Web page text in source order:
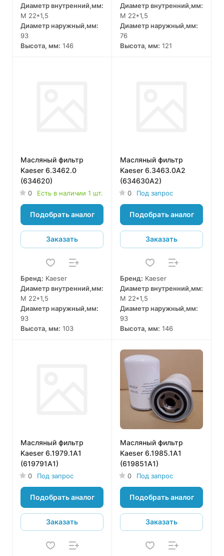
Диаметр внутренний,мм:
M 22*1,5
Диаметр наружный,мм:
93
Высота, мм: 146
Диаметр внутренний,мм:
M 22*1,5
Диаметр наружный,мм:
76
Высота, мм: 121
Масляный фильтр
Kaeser 6.3462.0
(634620)
0 Есть в наличии 1 шт.
Подобрать аналог
Заказать
Бренд: Kaeser
Диаметр внутренний,мм:
M 22*1,5
Диаметр наружный,мм:
93
Высота, мм: 103
Масляный фильтр
Kaeser 6.3463.0A2
(634630A2)
0 Под запрос
Подобрать аналог
Заказать
Бренд: Kaeser
Диаметр внутренний,мм:
M 22*1,5
Диаметр наружный,мм:
93
Высота, мм: 146
Масляный фильтр
Kaeser 6.1979.1A1
(619791A1)
0 Под запрос
Подобрать аналог
Заказать
Масляный фильтр
Kaeser 6.1985.1A1
(619851A1)
0 Под запрос
Подобрать аналог
Заказать